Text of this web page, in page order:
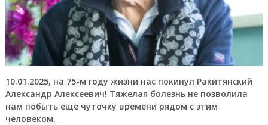
10.01.2025, на 75-м году жизни нас покинул Ракитянский
Александр Алексеевич! Тяжелая болезнь не позволила
нам побыть ещё чуточку времени рядом с этим
человеком.